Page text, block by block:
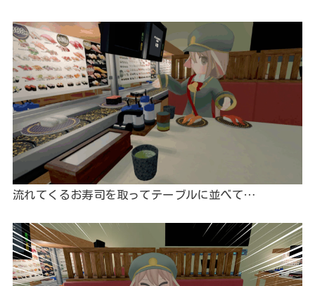
流れてくるお寿司を取ってテーブルに並べて…